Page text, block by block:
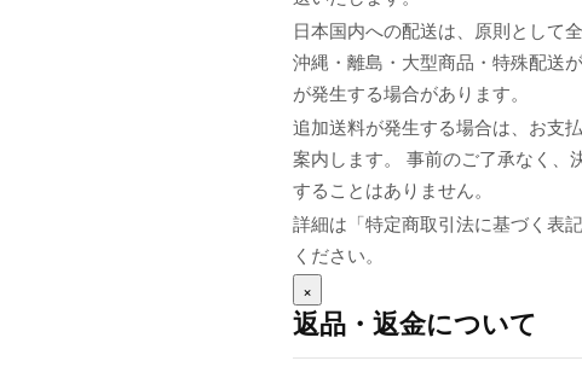
日本国内への配送は、原則として
沖縄・離島・大型商品・特殊配送
が発生する場合があります。
追加送料が発生する場合は、お支
案内します。 事前のご了承なく、
することはありません。
詳細は「特定商取引法に基づく表
ください。
×
返品・返金について